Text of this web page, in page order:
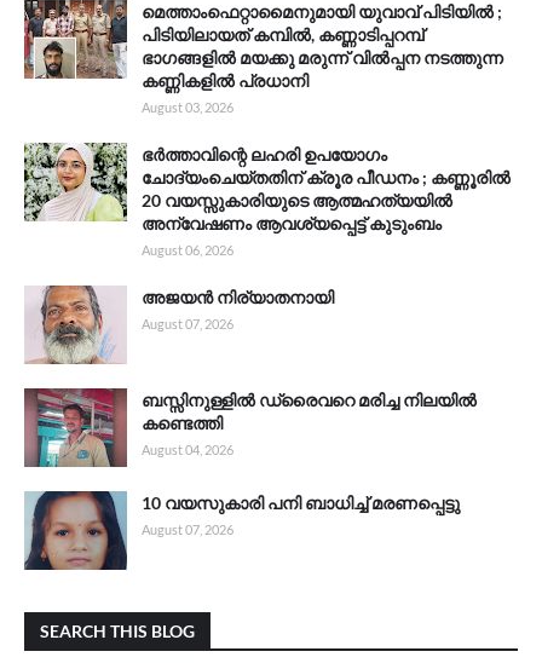
മെത്താംഫെറ്റാമൈനുമായി യുവാവ് പിടിയിൽ ;
പിടിയിലായത് കമ്പിൽ, കണ്ണാടിപ്പറമ്പ്
ഭാഗങ്ങളിൽ മയക്കു മരുന്ന് വിൽപ്പന നടത്തുന്ന
കണ്ണികളിൽ പ്രധാനി
August 03, 2026
ഭർത്താവിന്റെ ലഹരി ഉപയോഗം
ചോദ്യംചെയ്തതിന് ക്രൂര പീഡനം ; കണ്ണൂരിൽ
20 വയസ്സുകാരിയുടെ ആത്മഹത്യയിൽ
അന്വേഷണം ആവശ്യപ്പെട്ട് കുടുംബം
August 06, 2026
അജയൻ നിര്യാതനായി
August 07, 2026
ബസ്സിനുള്ളിൽ ഡ്രൈവറെ മരിച്ച നിലയിൽ
കണ്ടെത്തി
August 04, 2026
10 വയസുകാരി പനി ബാധിച്ച് മരണപ്പെട്ടു
August 07, 2026
SEARCH THIS BLOG